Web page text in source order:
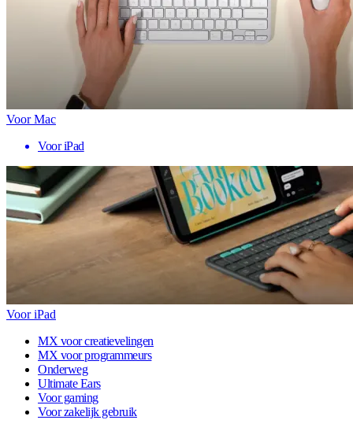
Voor Mac
Voor iPad
Voor iPad
MX voor creatievelingen
MX voor programmeurs
Onderweg
Ultimate Ears
Voor gaming
Voor zakelijk gebruik